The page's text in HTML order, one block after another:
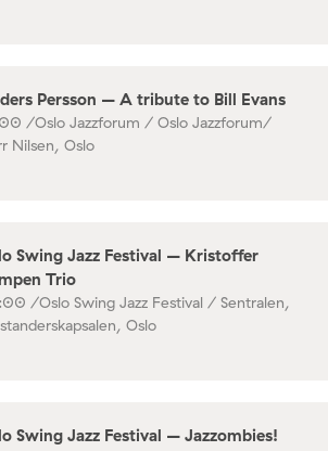
Persson – A tribute to Bill Evans
/Oslo Jazzforum / Oslo Jazzforum/
Nilsen, Oslo
Swing Jazz Festival – Kristoffer
Trio
/Oslo Swing Jazz Festival / Sentralen,
Oslo
Swing Jazz Festival – Jazzombies!